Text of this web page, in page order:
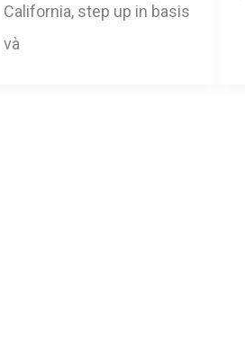
California, step up in basis
và